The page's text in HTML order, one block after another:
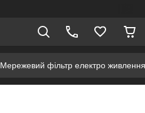
Мережевий фільтр електро живлення